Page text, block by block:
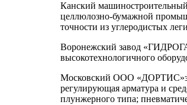
Канский машиностроительный
целлюлозно-бумажной
точности из углеродистых
Воронежский завод
высокотехнологичного
Московский ООО
регулирующая арматура и
плунжерного типа;